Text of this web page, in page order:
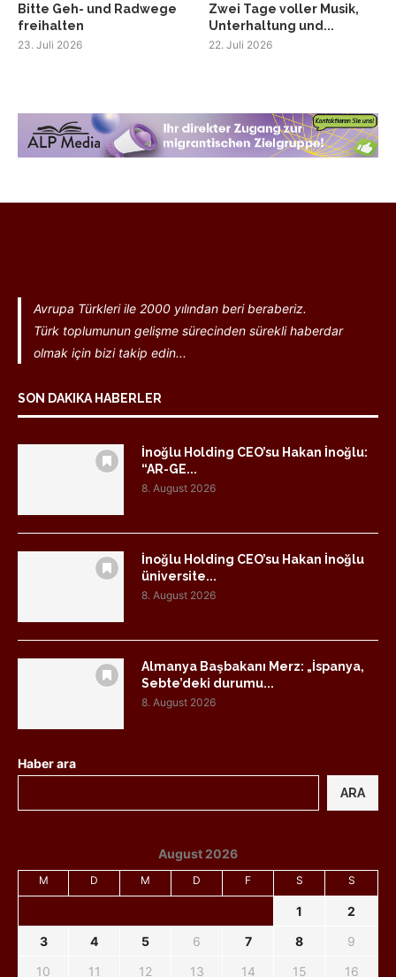
Bitte Geh- und Radwege
freihalten
23. Juli 2026
Zwei Tage voller Musik,
Unterhaltung und...
22. Juli 2026
Avrupa Türkleri ile 2000 yılından beri beraberiz.
Türk toplumunun gelişme sürecinden sürekli haberdar
olmak için bizi takip edin...
SON DAKIKA HABERLER
İnoğlu Holding CEO’su Hakan İnoğlu:
“AR-GE...
8. August 2026
İnoğlu Holding CEO’su Hakan İnoğlu
üniversite...
8. August 2026
Almanya Başbakanı Merz: „İspanya,
Sebte’deki durumu...
8. August 2026
Haber ara
ARA
August 2026
M D M D F S S
1
2
3
4 5 6 7 8
9
10
11 12 13 14 15 16